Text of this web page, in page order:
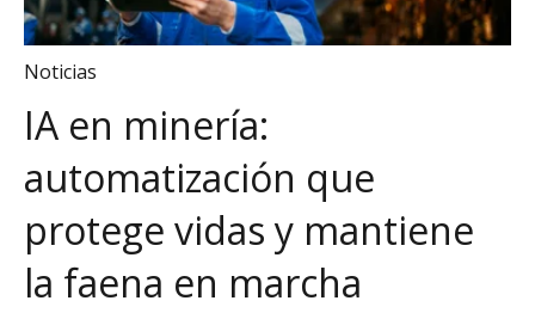
Noticias
IA en minería:
automatización que
protege vidas y mantiene
la faena en marcha